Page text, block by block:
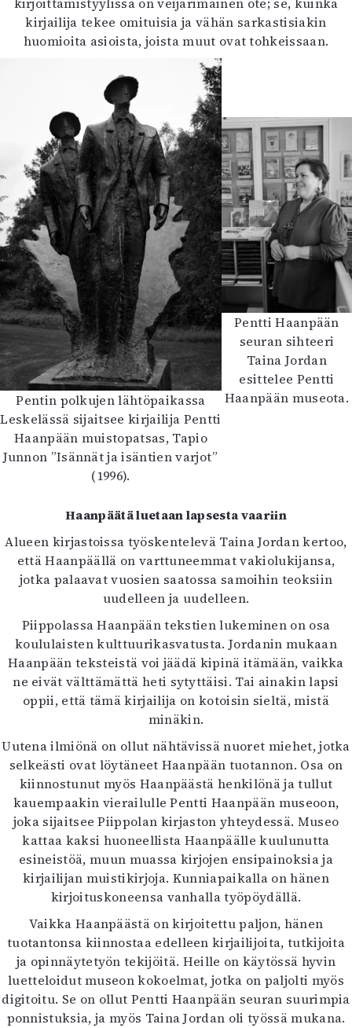
kirjailija tekee omituisia ja vähän sarkastisiakin
huomioita asioista, joista muut ovat tohkeissaan.
Pentin polkujen lähtöpaikassa
Leskelässä sijaitsee kirjailija Pentti
Haanpään muistopatsas, Tapio
Junnon ”Isännät ja isäntien varjot”
(1996).
Pentti Haanpään
seuran sihteeri
Taina Jordan
esittelee Pentti
Haanpään museota.
Haanpäätä luetaan lapsesta vaariin
Alueen kirjastoissa työskentelevä Taina Jordan kertoo,
että Haanpäällä on varttuneemmat vakiolukijansa,
jotka palaavat vuosien saatossa samoihin teoksiin
uudelleen ja uudelleen.
Piippolassa Haanpään tekstien lukeminen on osa
koululaisten kulttuurikasvatusta. Jordanin mukaan
Haanpään teksteistä voi jäädä kipinä itämään, vaikka
ne eivät välttämättä heti sytyttäisi. Tai ainakin lapsi
oppii, että tämä kirjailija on kotoisin sieltä, mistä
minäkin.
Uutena ilmiönä on ollut nähtävissä nuoret miehet, jotka
selkeästi ovat löytäneet Haanpään tuotannon. Osa on
kiinnostunut myös Haanpäästä henkilönä ja tullut
kauempaakin vierailulle Pentti Haanpään museoon,
joka sijaitsee Piippolan kirjaston yhteydessä. Museo
kattaa kaksi huoneellista Haanpäälle kuulunutta
esineistöä, muun muassa kirjojen ensipainoksia ja
kirjailijan muistikirjoja. Kunniapaikalla on hänen
kirjoituskoneensa vanhalla työpöydällä.
Vaikka Haanpäästä on kirjoitettu paljon, hänen
tuotantonsa kiinnostaa edelleen kirjailijoita, tutkijoita
ja opinnäytetyön tekijöitä. Heille on käytössä hyvin
luetteloidut museon kokoelmat, jotka on paljolti myös
digitoitu. Se on ollut Pentti Haanpään seuran suurimpia
ponnistuksia, ja myös Taina Jordan oli työssä mukana.